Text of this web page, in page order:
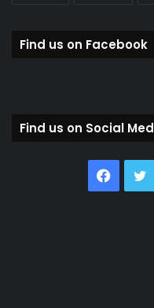
Find us on Facebook
Find us on Social